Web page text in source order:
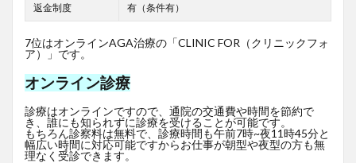
返金制度 有（条件有）
7位はオンラインAGA治療の「CLINIC FOR（クリニックフォ
ア）」です。
オンライン診療
診療はオンラインですので、通院の交通費や時間を節約で
き、誰にも知られずに診療を受けることが可能です。
もちろん診察料は無料で、診療時間も午前7時~夜11時45分と
幅広い時間に対応可能ですからお仕事が朝型や夜型の方も無
理なく受診できます。